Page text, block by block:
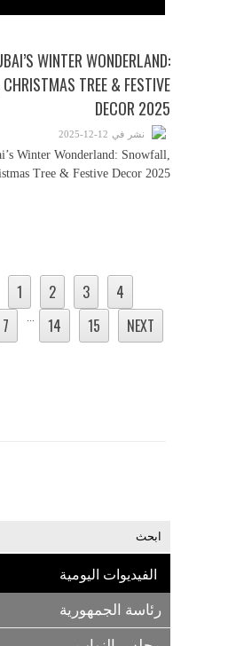
WINTER WONDERLAND:
TREE & FESTIVE
DECOR 2025
نشر في 12-12-2025
Winter Wonderland: Snowfall,
Tree & Festive Decor 2025
1 2 3
4
7 ... 14 15
NEXT
الفيديوات اليومية
رئاسة الجمهورية